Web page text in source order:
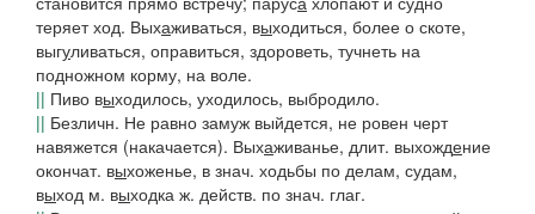
теряет ход. Выхаживаться, выходиться, более о скоте,
выгуливаться, оправиться, здороветь, тучнеть на
подножном корму, на воле.
|| Пиво выходилось, уходилось, выбродило.
|| Безличн. Не равно замуж выйдется, не ровен черт
навяжется (накачается). Выхаживанье, длит. выхождение
окончат. выхоженье, в знач. ходьбы по делам, судам,
выход м. выходка ж. действ. по знач. глаг.